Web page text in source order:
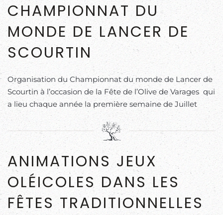
CHAMPIONNAT DU
MONDE DE LANCER DE
SCOURTIN
Organisation du Championnat du monde de Lancer de
Scourtin à l’occasion de la Fête de l’Olive de Varages qui
a lieu chaque année la première semaine de Juillet
ANIMATIONS JEUX
OLÉICOLES DANS LES
FÊTES TRADITIONNELLES